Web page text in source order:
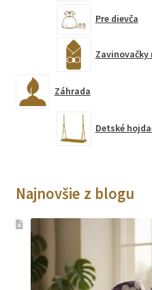
Pre dievča
Zavinovačky
Záhrada
Detské
Najnovšie z blogu